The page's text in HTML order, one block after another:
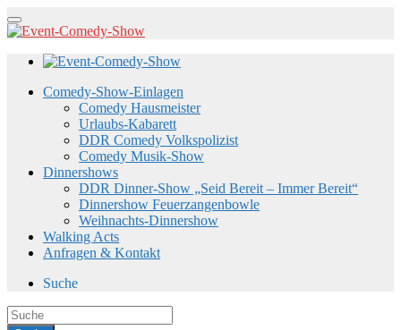
Comedy-Show-Einlagen
Comedy Hausmeister
Urlaubs-Kabarett
DDR Comedy Volkspolizist
Comedy Musik-Show
Dinnershows
DDR Dinner-Show „Seid Bereit – Immer Bereit“
Dinnershow Feuerzangenbowle
Weihnachts-Dinnershow
Walking Acts
Anfragen & Kontakt
Suche